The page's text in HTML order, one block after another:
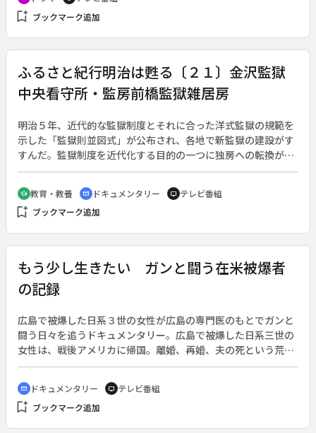
が、独身の桃水にはまたとかくの女性関係の噂があった。夏子
は自分の恋を隠し続けているが、そんなある日、桃水は雑誌創
いう桃水の思いやりに夏子は胸をふくらませるが、そのころ世
間には桃水と夏子についての噂が流れる。
bookmark_add ブックマーク追加
ふるさと紀行明治は甦る〔２１〕金沢監獄
中央看守所・監房前橋監獄雑居房
明治５年、近代的な監獄制度とそれに合った洋式監獄の規範を
示した「監獄則並図式」が公布され、各地で新監獄の建設がす
すんだ。監獄制度を近代化する目的の一つに独房への転換があ
り、金沢には明治４０年、五方放射型の監獄が造られた。一
方、明治２１年建設の前橋監獄雑居房は、江戸時代の牢獄の形
式を色濃く残している。近代的な監獄制度が始まった時代を考
えながら、金沢、前橋監獄の構造をみる。◆金沢監獄中央看守
school 教育・教養 cinematic_blur ドキュメンタリー tv テレビ番組
bookmark_add ブックマーク追加
もう少し生きたい ガンと闘う在米被爆者
の記録
広島で被爆した日系３世の女性が広島の専門医のもとでガンと
闘う日々を追うドキュメンタリー。広島で被爆した日系三世の
女性は、戦後アメリカに帰国。離婚、再婚、夫の死という荒波
を越え、２人の子供の成長を願って働いた。娘の結婚、息子の
大学卒業で一段落したところで、ガンの宣告を受けた。
cinematic_blur ドキュメンタリー tv テレビ番組
bookmark_add ブックマーク追加